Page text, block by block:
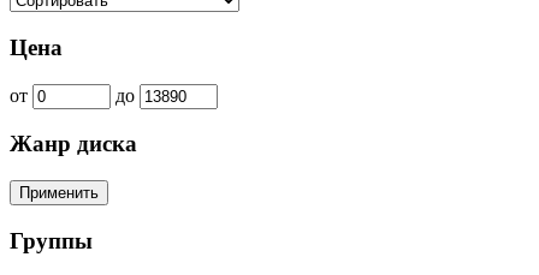
Цена
от до
Жанр диска
Группы